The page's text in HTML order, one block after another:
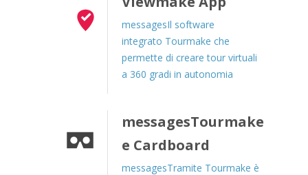
messagesIl software
integrato Tourmake che
permette di creare tour virtuali
a 360 gradi in autonomia
messagesTourmake
e Cardboard
messagesTramite Tourmake è